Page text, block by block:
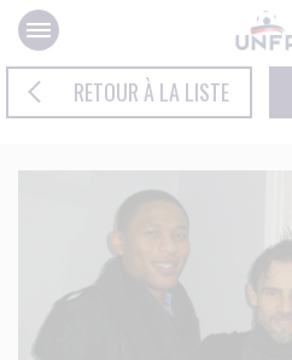
Panneau de gestion des cookies
RETOUR À LA LISTE